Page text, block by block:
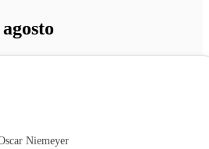
Niemeyer